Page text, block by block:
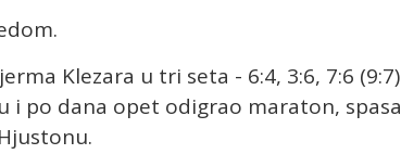
Klezara u tri seta - 6:4, 3:6, 7:6
i po dana opet odigrao maraton,